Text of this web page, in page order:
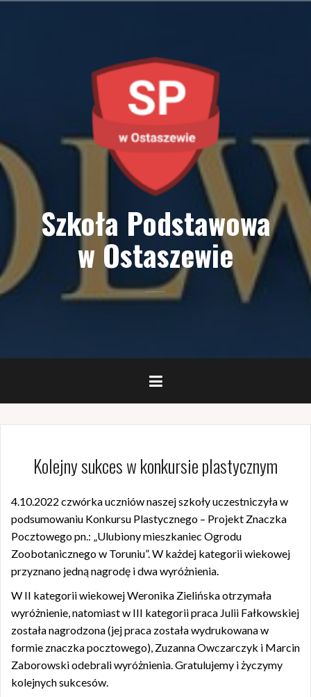
Szkoła Podstawowa
w Ostaszewie
Kolejny sukces w konkursie plastycznym
4.10.2022 czwórka uczniów naszej szkoły uczestniczyła w
podsumowaniu Konkursu Plastycznego – Projekt Znaczka
Pocztowego pn.: „Ulubiony mieszkaniec Ogrodu
Zoobotanicznego w Toruniu”. W każdej kategorii wiekowej
przyznano jedną nagrodę i dwa wyróżnienia.
W II kategorii wiekowej Weronika Zielińska otrzymała
wyróżnienie, natomiast w III kategorii praca Julii Fałkowskiej
została nagrodzona (jej praca została wydrukowana w
formie znaczka pocztowego), Zuzanna Owczarczyk i Marcin
Zaborowski odebrali wyróżnienia. Gratulujemy i życzymy
kolejnych sukcesów.